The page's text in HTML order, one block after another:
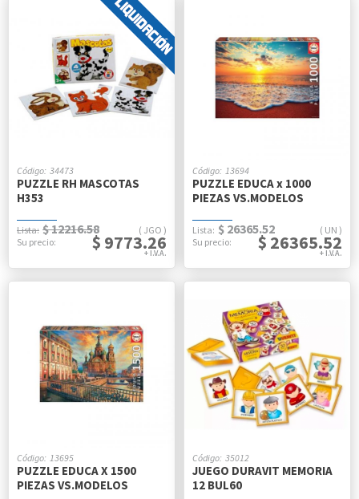
34473
PUZZLE RH MASCOTAS
H353
JGO
$ 12216.58
$ 9773.26
13694
PUZZLE EDUCA x 1000
PIEZAS VS.MODELOS
UN
$ 26365.52
$ 26365.52
13695
PUZZLE EDUCA X 1500
PIEZAS VS.MODELOS
35012
JUEGO DURAVIT MEMORIA
12 BUL60